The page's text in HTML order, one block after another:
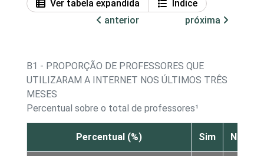
Ver tabela expandida
Índice
anterior
próxima
B1 - PROPORÇÃO DE PROFESSORES QUE
UTILIZARAM A INTERNET NOS ÚLTIMOS TRÊS
MESES
Percentual sobre o total de professores¹
Percentual (%) Sim Não